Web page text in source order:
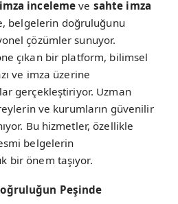
incelemeve sahte imza
belgelerin doğruluğunu
çözümler sunuyor.
çıkan bir platform, bilimsel
ve imza üzerine
gerçekleştiriyor. Uzman
ve kurumların güvenilir
Bu hizmetler, özellikle
belgelerin
bir önem taşıyor.
Peşinde